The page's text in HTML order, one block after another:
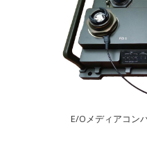
E/Oメディアコン